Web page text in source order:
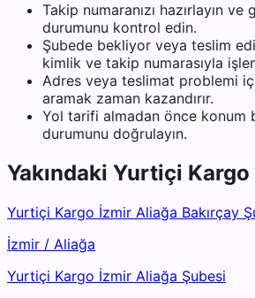
Takip numaranızı hazırlayın
durumunu kontrol edin.
Şubede bekliyor veya teslim
kimlik ve takip numarasıyla
Adres veya teslimat problemi
aramak zaman kazandırır.
Yol tarifi almadan önce konum
durumunu doğrulayın.
Yakındaki Yurtiçi Kargo
Yurtiçi Kargo İzmir Aliağa Bakırçay
İzmir / Aliağa
Yurtiçi Kargo İzmir Aliağa Şubesi